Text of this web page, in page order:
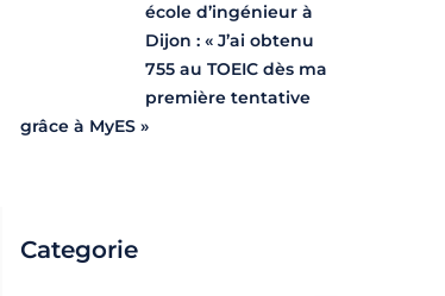
école d’ingénieur à
Dijon : « J’ai obtenu
755 au TOEIC dès ma
première tentative
grâce à MyES »
Categorie